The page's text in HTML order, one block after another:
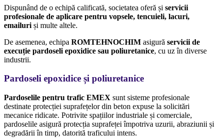
Dispunând de o echipă calificată, societatea oferă și servicii
profesionale de aplicare pentru vopsele, tencuieli, lacuri,
emailuri și multe altele.
De asemenea, echipa ROMTEHNOCHIM asigură servicii de
execuție pardoseli epoxidice sau poliuretanice, cu uz în diverse
industrii.
Pardoseli epoxidice și poliuretanice
Pardoselile pentru trafic EMEX sunt sisteme profesionale
destinate protecției suprafețelor din beton expuse la solicitări
mecanice ridicate. Potrivite spațiilor industriale și comerciale,
pardoselile asigură protecția suprafeței împotriva uzurii, abraziunii și
degradării în timp, datorită traficului intens.